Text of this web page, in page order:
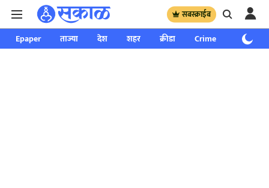
सबस्क्राईब
Epaper ताज्या देश शहर क्रीडा Crime साप्ताहिक